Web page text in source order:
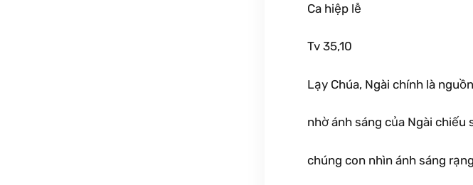
Ca hiệp lễ
Tv 35,10
Lạy Chúa, Ngài chính là
nhờ ánh sáng của Ngài chiếu
chúng con nhìn ánh sáng